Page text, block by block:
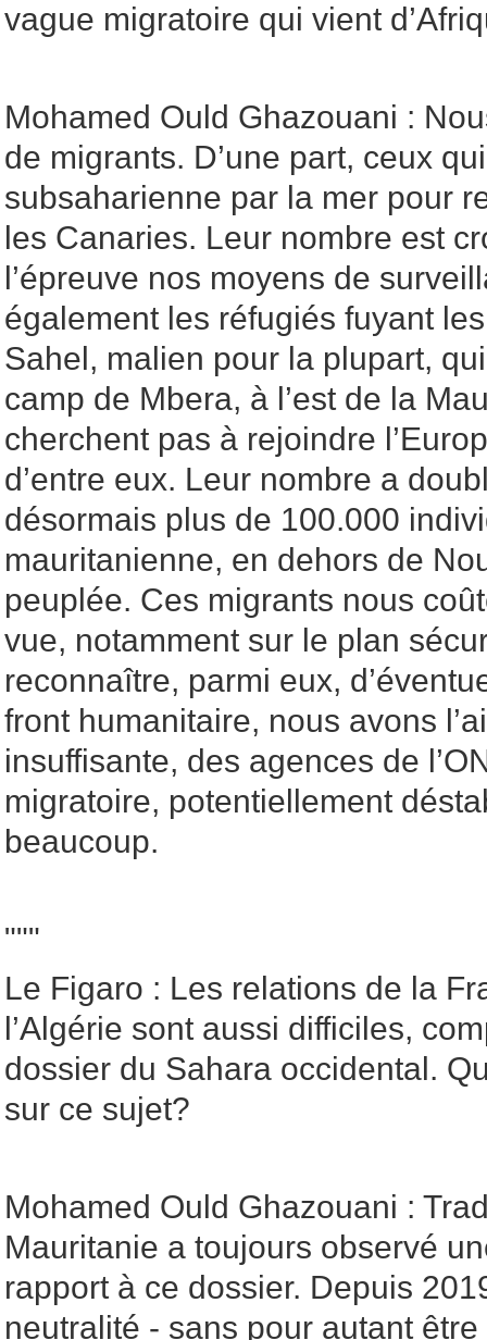
vague migratoire qui vient
Mohamed Ould Ghazouani :
de migrants. D’une part, ceux
subsaharienne par la mer pour
les Canaries. Leur nombre est
l’épreuve nos moyens de
également les réfugiés fuyant
Sahel, malien pour la plupart,
camp de Mbera, à l’est de la
cherchent pas à rejoindre
d’entre eux. Leur nombre a
désormais plus de 100.000
mauritanienne, en dehors de
peuplée. Ces migrants nous
vue, notamment sur le plan
reconnaître, parmi eux,
front humanitaire, nous avons
insuffisante, des agences de
migratoire, potentiellement
beaucoup.
"""
Le Figaro : Les relations de la
l’Algérie sont aussi difficiles,
dossier du Sahara occidental.
sur ce sujet?
Mohamed Ould Ghazouani :
Mauritanie a toujours observé
rapport à ce dossier. Depuis
neutralité - sans pour autant